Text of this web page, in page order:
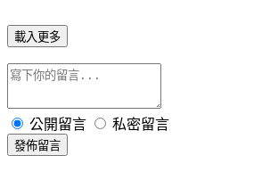
載入更多
公開留言 私密留言
發佈留言